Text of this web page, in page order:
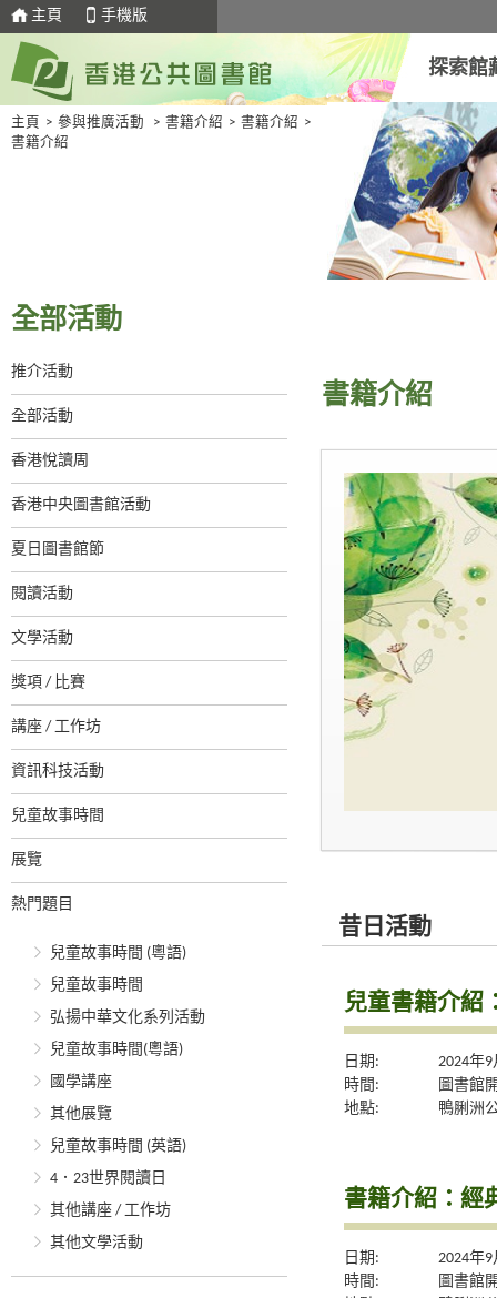
主頁 手機版
探索館
主頁 > 參與推廣活動 > 書籍介紹 > 書籍介紹 >
書籍介紹
全部活動
推介活動
全部活動
香港悅讀周
香港中央圖書館活動
夏日圖書館節
閱讀活動
文學活動
獎項 / 比賽
講座 / 工作坊
資訊科技活動
兒童故事時間
展覽
熱門題目
兒童故事時間 (粵語)
兒童故事時間
弘揚中華文化系列活動
兒童故事時間(粵語)
國學講座
其他展覽
兒童故事時間 (英語)
4．23世界閱讀日
其他講座 / 工作坊
其他文學活動
書籍介紹
昔日活動
兒童書籍介紹
日期:
2024年
時間:
圖書館
地點:
鴨脷洲
書籍介紹：經
日期:
2024年
時間:
圖書館